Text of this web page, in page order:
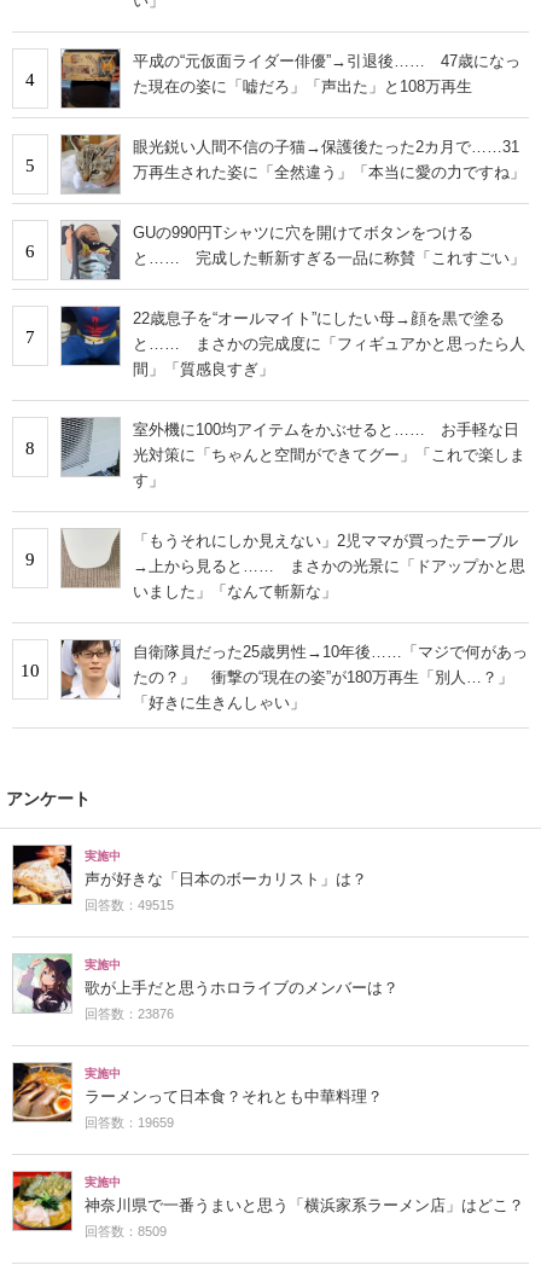
4
平成の“元仮面ライダー俳優”→引退後…… 47歳になっ
た現在の姿に「嘘だろ」「声出た」と108万再生
5
眼光鋭い人間不信の子猫→保護後たった2カ月で……31
万再生された姿に「全然違う」「本当に愛の力ですね」
6
GUの990円Tシャツに穴を開けてボタンをつける
と…… 完成した斬新すぎる一品に称賛「これすごい」
7
22歳息子を“オールマイト”にしたい母→顔を黒で塗る
と…… まさかの完成度に「フィギュアかと思ったら人
間」「質感良すぎ」
8
室外機に100均アイテムをかぶせると…… お手軽な日
光対策に「ちゃんと空間ができてグー」「これで楽しま
す」
9
「もうそれにしか見えない」2児ママが買ったテーブル
→上から見ると…… まさかの光景に「ドアップかと思
いました」「なんて斬新な」
10
自衛隊員だった25歳男性→10年後……「マジで何があっ
たの？」 衝撃の“現在の姿”が180万再生「別人…？」
「好きに生きんしゃい」
アンケート
実施中
声が好きな「日本のボーカリスト」は？
回答数：49515
実施中
歌が上手だと思うホロライブのメンバーは？
回答数：23876
実施中
ラーメンって日本食？それとも中華料理？
回答数：19659
実施中
神奈川県で一番うまいと思う「横浜家系ラーメン店」はどこ？
回答数：8509